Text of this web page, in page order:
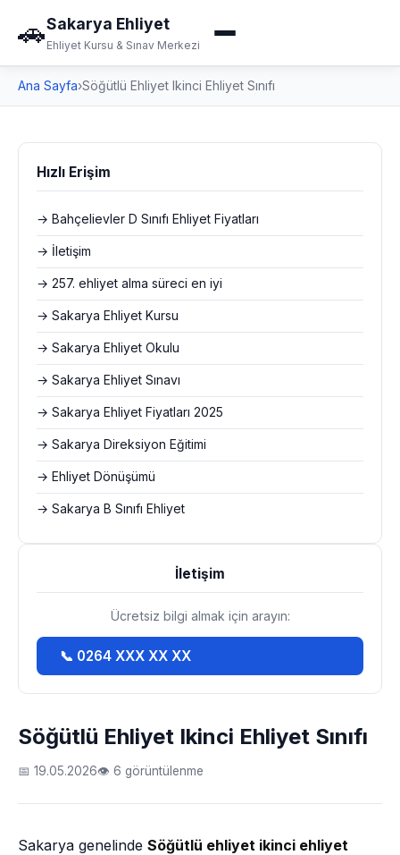
🚗Sakarya Ehliyet
Ehliyet Kursu & Sınav Merkezi
Ana Sayfa›Söğütlü Ehliyet Ikinci Ehliyet Sınıfı
Söğütlü Ehliyet Ikinci Ehliyet Sınıfı
📅 19.05.2026👁 6 görüntülenme
Sakarya genelinde Söğütlü ehliyet ikinci ehliyet
Hızlı Erişim
→ Bahçelievler D Sınıfı Ehliyet Fiyatları
→ İletişim
→ 257. ehliyet alma süreci en iyi
→ Sakarya Ehliyet Kursu
→ Sakarya Ehliyet Okulu
→ Sakarya Ehliyet Sınavı
→ Sakarya Ehliyet Fiyatları 2025
→ Sakarya Direksiyon Eğitimi
→ Ehliyet Dönüşümü
→ Sakarya B Sınıfı Ehliyet
İletişim
Ücretsiz bilgi almak için arayın:
📞 0264 XXX XX XX